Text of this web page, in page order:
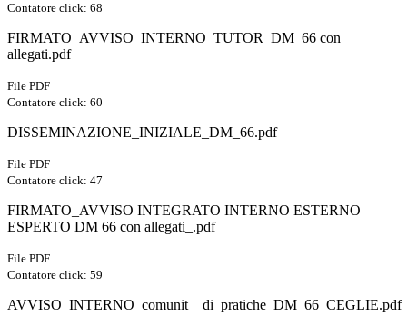
Contatore click: 68
FIRMATO_AVVISO_INTERNO_TUTOR_DM_66 con
allegati.pdf
File PDF
Contatore click: 60
DISSEMINAZIONE_INIZIALE_DM_66.pdf
File PDF
Contatore click: 47
FIRMATO_AVVISO INTEGRATO INTERNO ESTERNO
ESPERTO DM 66 con allegati_.pdf
File PDF
Contatore click: 59
AVVISO_INTERNO_comunit__di_pratiche_DM_66_CEGLIE.pdf